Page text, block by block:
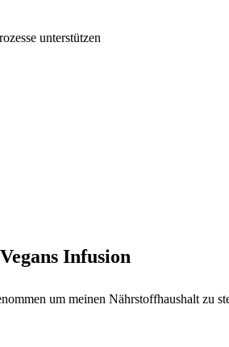
unterstützen
Infusion
um meinen Nährstoffhaushalt